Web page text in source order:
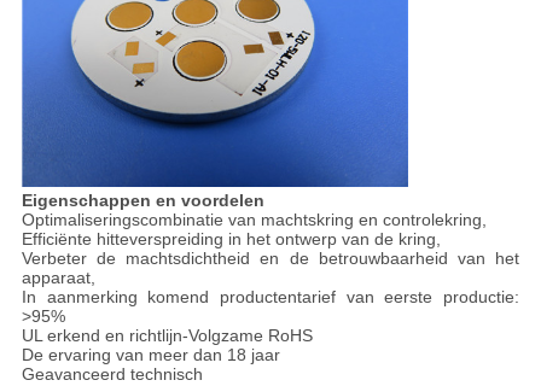
Eigenschappen en voordelen
Optimaliseringscombinatie van machtskring en controlekring,
Efficiënte hitteverspreiding in het ontwerp van de kring,
Verbeter de machtsdichtheid en de betrouwbaarheid van het
apparaat,
In aanmerking komend productentarief van eerste productie:
>95%
UL erkend en richtlijn-Volgzame RoHS
De ervaring van meer dan 18 jaar
Geavanceerd technisch